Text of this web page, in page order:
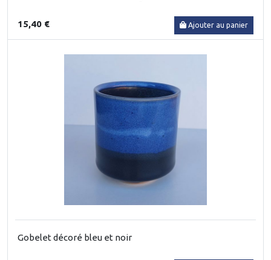
15,40 € Ajouter au panier
Gobelet décoré bleu et noir